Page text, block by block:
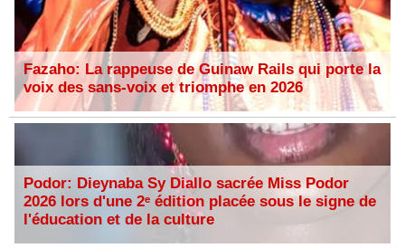
Fazaho: La rappeuse de Guinaw Rails qui porte la
voix des sans-voix et triomphe en 2026
Podor: Dieynaba Sy Diallo sacrée Miss Podor
2026 lors d'une 2ᵉ édition placée sous le signe de
l'éducation et de la culture